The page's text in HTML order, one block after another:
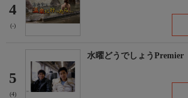
4
(-)
5
(4)
水曜どうでしょうPremier